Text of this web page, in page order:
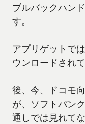
ブルバックハン
す。
アプリゲットで
ウンロードされ
後、今、ドコモ
が、ソフトバン
通しでは見れて